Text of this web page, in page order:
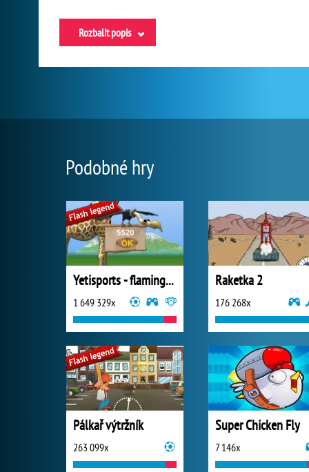
Rozbalit popis
Podobné hry
Yetisports - flamingo drive
1 649 329x
Raketka 2
176 268x
Pálkař výtržník
263 099x
Super Chicken Fly
7 146x